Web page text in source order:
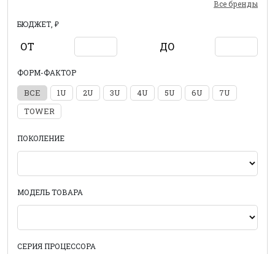
Все бренды
БЮДЖЕТ, ₽
ОТ ДО
ФОРМ-ФАКТОР
ВСЕ 1U 2U 3U 4U 5U 6U
7U
TOWER
ПОКОЛЕНИЕ
МОДЕЛЬ ТОВАРА
СЕРИЯ ПРОЦЕССОРА